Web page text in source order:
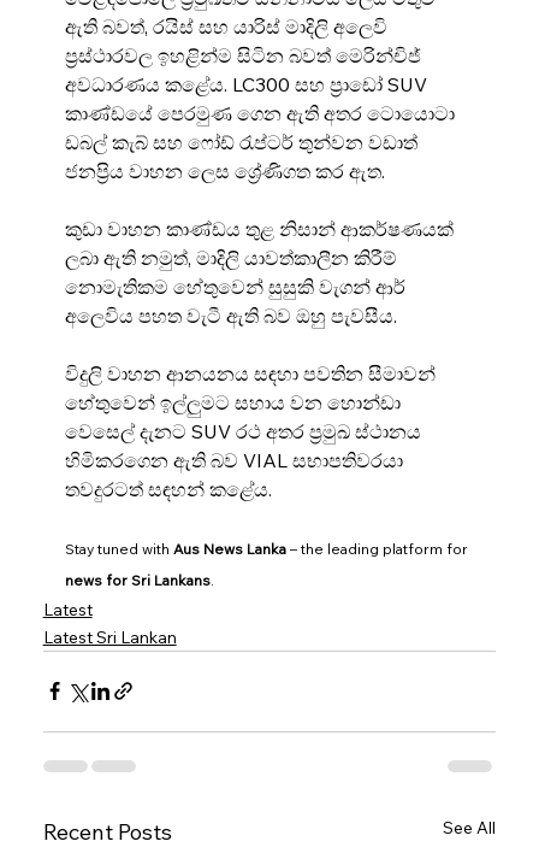
ඇති බවත්, රයිස් සහ යාරිස් මාදිලි අලෙවි
ප්‍රස්ථාරවල ඉහළින්ම සිටින බවත් මෙරින්චිජ්
අවධාරණය කළේය. LC300 සහ ප්‍රාඩෝ SUV
කාණ්ඩයේ පෙරමුණ ගෙන ඇති අතර ටොයොටා
ඩබල් කැබ් සහ ෆෝඩ් රැප්ටර් තුන්වන වඩාත්
ජනප්‍රිය වාහන ලෙස ශ්‍රේණිගත කර ඇත.
කුඩා වාහන කාණ්ඩය තුළ නිසාන් ආකර්ෂණයක්
ලබා ඇති නමුත්, මාදිලි යාවත්කාලීන කිරීම්
නොමැතිකම හේතුවෙන් සුසුකි වැගන් ආර්
අලෙවිය පහත වැටී ඇති බව ඔහු පැවසීය.
විදුලි වාහන ආනයනය සඳහා පවතින සීමාවන්
හේතුවෙන් ඉල්ලුමට සහාය වන හොන්ඩා
වෙසෙල් දැනට SUV රථ අතර ප්‍රමුඛ ස්ථානය
හිමිකරගෙන ඇති බව VIAL සභාපතිවරයා
තවදුරටත් සඳහන් කළේය.
Stay tuned with Aus News Lanka – the leading platform for
news for Sri Lankans.
Latest
Latest Sri Lankan
Recent Posts See All